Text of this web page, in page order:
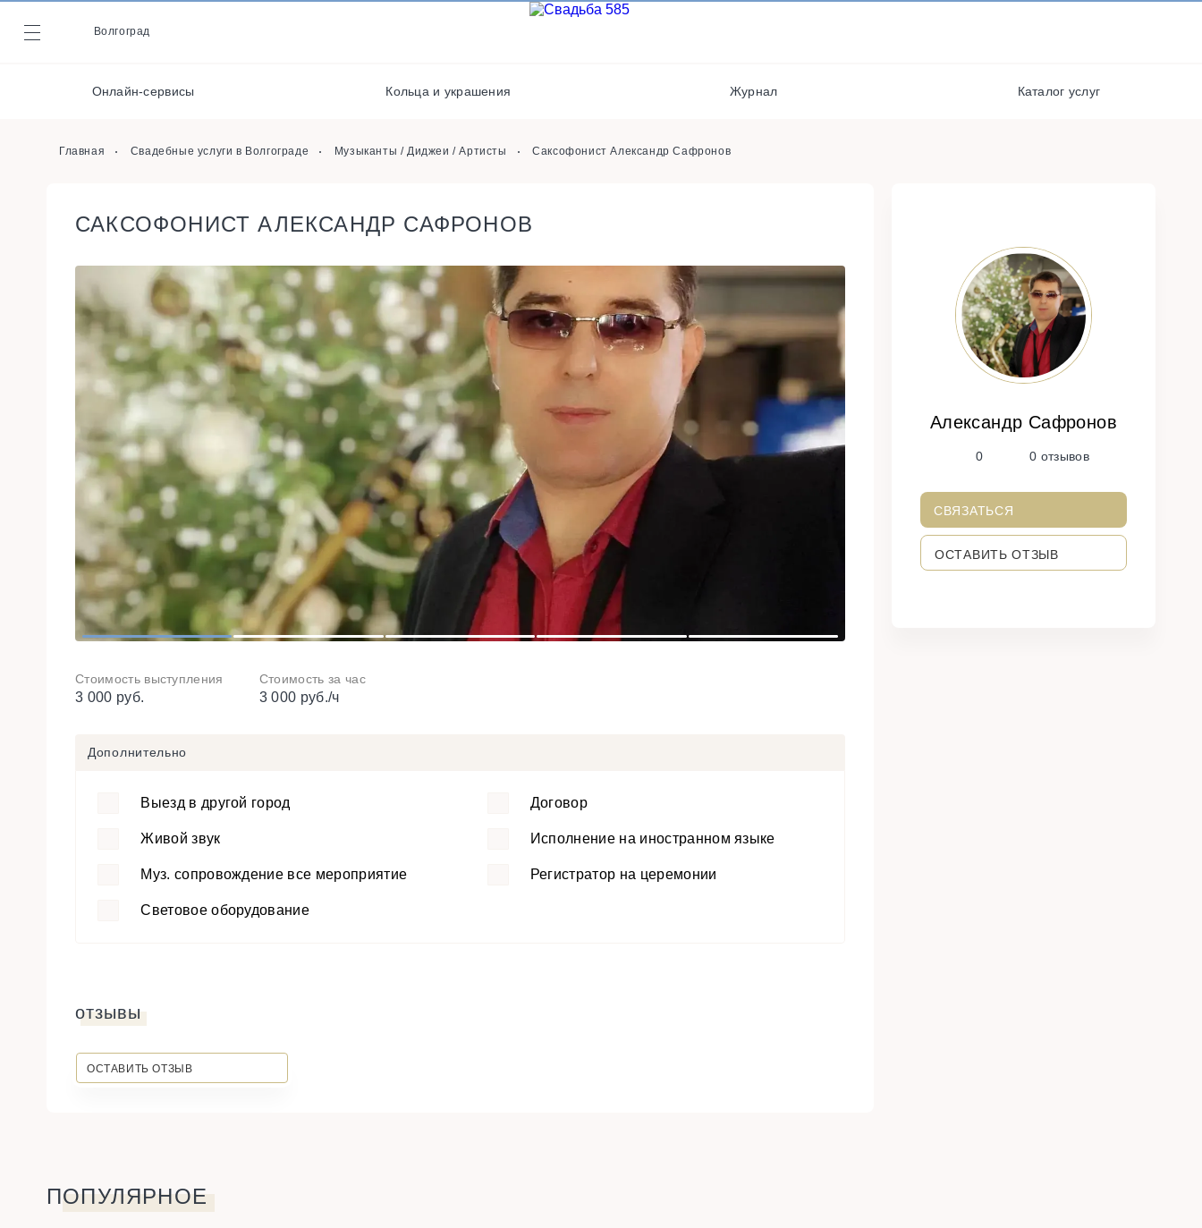
Волгоград
Онлайн-сервисы Кольца и украшения Журнал Каталог услуг
Журнал
Онлайн-сервисы
Видеографы
Главная Свадебные услуги в Волгограде Музыканты / Диджеи / Артисты Саксофонист Александр Сафронов
САКСОФОНИСТ АЛЕКСАНДР САФРОНОВ
1 2 3 4 5
Стоимость выступления
3 000 руб.
Стоимость за час
3 000 руб./ч
Дополнительно
Выезд в другой город Договор
Живой звук Исполнение на иностранном языке
Муз. сопровождение все мероприятие Регистратор на церемонии
Световое оборудование
отзывы
ОСТАВИТЬ ОТЗЫВ
Александр Сафронов
0 0 отзывов
СВЯЗАТЬСЯ
ОСТАВИТЬ ОТЗЫВ
ПОПУЛЯРНОЕ